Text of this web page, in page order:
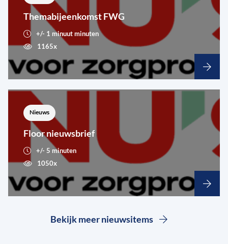
Themabijeenkomst FWG
+/- 1 minuut minuten
1165x
Floor nieuwsbrief
Nieuws
+/- 5 minuten
1050x
Bekijk meer nieuwsitems